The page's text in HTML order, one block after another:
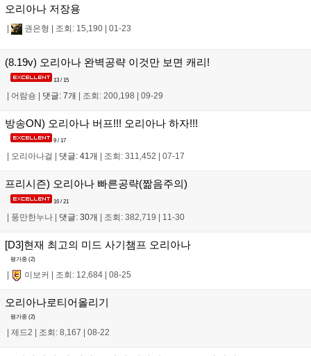
오리아나 저장용
권은형 조회: 15,190 01-23
(8.19v) 오리아나 완벽공략 이것만 보면 캐리!
13 / 15
| 어람숑 | 댓글: 7개 | 조회: 200,198 | 09-29
방송ON) 오리아나 버프!!! 오리아나 하자!!!
9 / 17
오리아나걸 댓글: 41개 조회: 311,452 07-17
프리시즌) 오리아나 빠른공략(짦음주의)
16 / 21
| 풍만한누나 | 댓글: 30개 | 조회: 382,719 | 11-30
[D3]현재 최고의 미드 사기챔프 오리아나
평가중 (2)
| 이보커 | 조회: 12,684 | 08-25
오리아나로티어올리기
평가중 (2)
제드2 조회: 8,167 08-22